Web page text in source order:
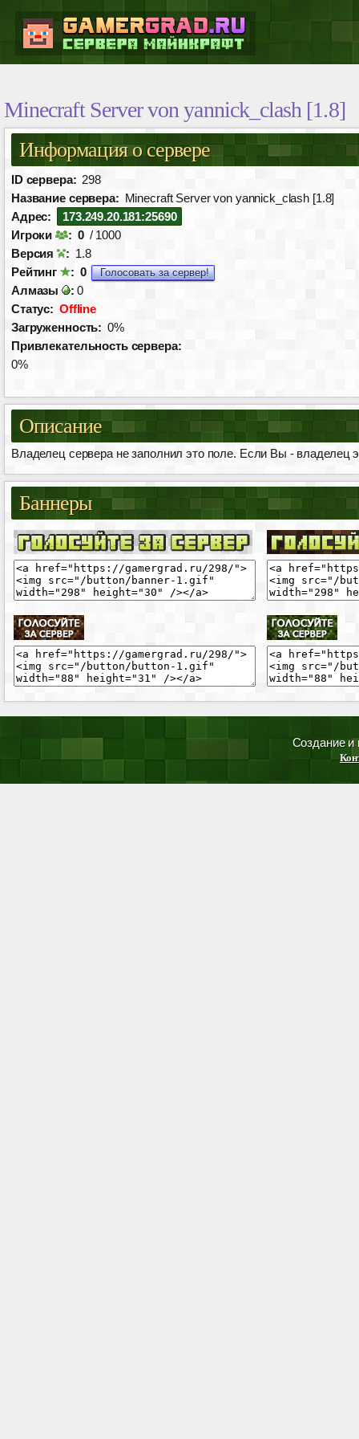
Minecraft Server von yannick_clash [1.8]
Информация о сервере
ID сервера: 298
Название сервера: Minecraft Server von yannick_clash [1.8]
Адрес:
173.249.20.181:25690
Игроки
: 0 / 1000
Версия
: 1.8
Рейтинг
: 0 Голосовать за сервер!
Алмазы : 0
Статус: Offline
Загруженность: 0%
Привлекательность сервера:
0%
Описание
Владелец сервера не заполнил это поле. Если Вы - владелец
Баннеры
Создание и